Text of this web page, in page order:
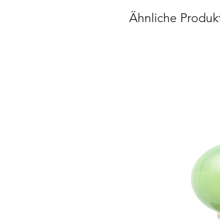
Ähnliche